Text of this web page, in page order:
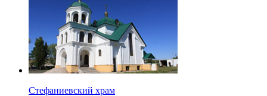
Стефаниевский храм